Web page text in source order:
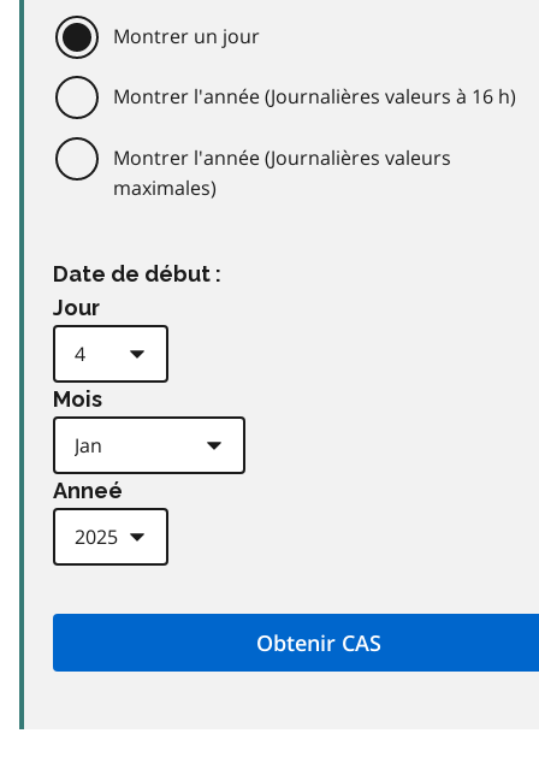
Montrer un jour
Montrer l'année (Journalières valeurs à 16 h)
Montrer l'année (Journalières valeurs
maximales)
Date de début :
Jour
Mois
Anneé